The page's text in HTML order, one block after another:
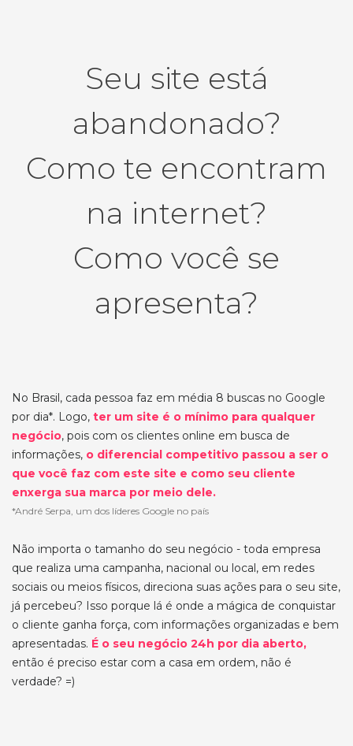
Seu site está
abandonado?
Como te encontram
na internet?
Como você se
apresenta?
No Brasil, cada pessoa faz em média 8 buscas no Google
por dia*. Logo, ter um site é o mínimo para qualquer
negócio, pois com os clientes online em busca de
informações, o diferencial competitivo passou a ser o
que você faz com este site e como seu cliente
enxerga sua marca por meio dele.
*André Serpa, um dos líderes Google no país
Não importa o tamanho do seu negócio - toda empresa
que realiza uma campanha, nacional ou local, em redes
sociais ou meios físicos, direciona suas ações para o seu site,
já percebeu? Isso porque lá é onde a mágica de conquistar
o cliente ganha força, com informações organizadas e bem
apresentadas. É o seu negócio 24h por dia aberto,
então é preciso estar com a casa em ordem, não é
verdade? =)